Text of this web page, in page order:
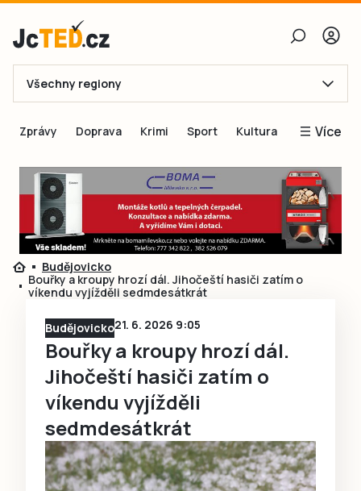
E-mail
Obnovit heslo
Přihlásit se
Přihlásit se přes Facebook
Ještě nemám účet, chci se
Všechny regiony
Zprávy Doprava Krimi Sport Kultura Více
Blogy
Inspirace
Čtenáři píší
Speciální přílohy
Budějovicko
Bouřky a kroupy hrozí dál. Jihočeští hasiči zatím o
víkendu vyjížděli sedmdesátkrát
Budějovicko21. 6. 2026 9:05
Bouřky a kroupy hrozí dál.
Jihočeští hasiči zatím o
víkendu vyjížděli
sedmdesátkrát